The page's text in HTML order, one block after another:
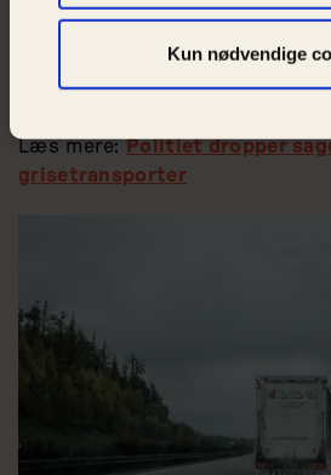
Kun nødvendige
alt for varme transporter
tværs af landegrænser ganske
beskytter dyrene, siger Ditte
Læs mere:
Politiet dropper
grisetransporter